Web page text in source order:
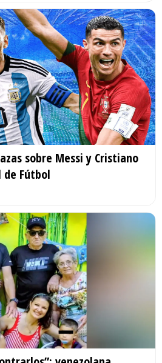
sobre Messi y Cristiano
de Fútbol